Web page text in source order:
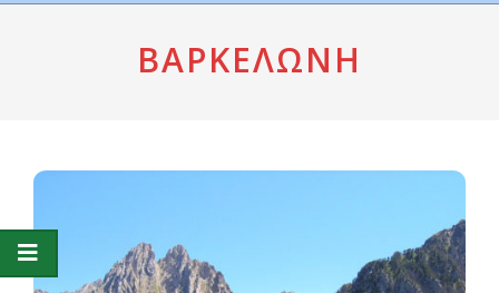
ΒΑΡΚΕΛΏΝΗ